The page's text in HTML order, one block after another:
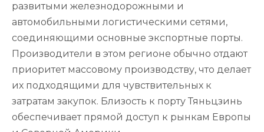
развитыми железнодорожными и
автомобильными логистическими сетями,
соединяющими основные экспортные порты.
Производители в этом регионе обычно отдают
приоритет массовому производству, что делает
их подходящими для чувствительных к
затратам закупок. Близость к порту Тяньцзинь
обеспечивает прямой доступ к рынкам Европы